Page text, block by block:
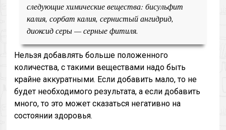
следующие химические вещества: бисульфит
калия, сорбат калия, сернистый ангидрид,
диоксид серы — серные фитиля.
Нельзя добавлять больше положенного
количества, с такими веществами надо быть
крайне аккуратными. Если добавить мало, то не
будет необходимого результата, а если добавить
много, то это может сказаться негативно на
состоянии здоровья.